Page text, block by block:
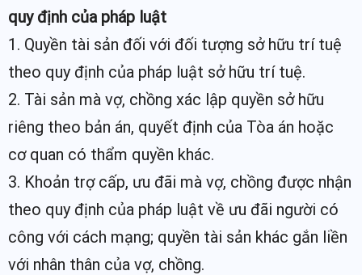
quy định của pháp luật
1. Quyền tài sản đối với đối tượng sở hữu trí tuệ
theo quy định của pháp luật sở hữu trí tuệ.
2. Tài sản mà vợ, chồng xác lập quyền sở hữu
riêng theo bản án, quyết định của Tòa án hoặc
cơ quan có thẩm quyền khác.
3. Khoản trợ cấp, ưu đãi mà vợ, chồng được nhận
theo quy định của pháp luật về ưu đãi người có
công với cách mạng; quyền tài sản khác gắn liền
với nhân thân của vợ, chồng.